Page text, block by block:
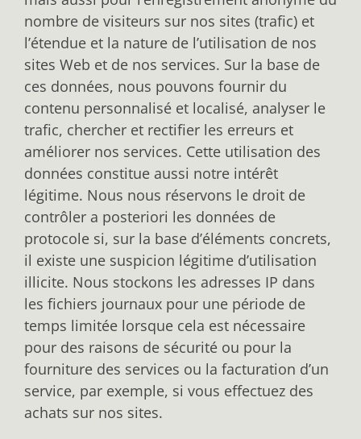
nombre de visiteurs sur nos sites (trafic) et
l’étendue et la nature de l’utilisation de nos
sites Web et de nos services. Sur la base de
ces données, nous pouvons fournir du
contenu personnalisé et localisé, analyser le
trafic, chercher et rectifier les erreurs et
améliorer nos services. Cette utilisation des
données constitue aussi notre intérêt
légitime. Nous nous réservons le droit de
contrôler a posteriori les données de
protocole si, sur la base d’éléments concrets,
il existe une suspicion légitime d’utilisation
illicite. Nous stockons les adresses IP dans
les fichiers journaux pour une période de
temps limitée lorsque cela est nécessaire
pour des raisons de sécurité ou pour la
fourniture des services ou la facturation d’un
service, par exemple, si vous effectuez des
achats sur nos sites.